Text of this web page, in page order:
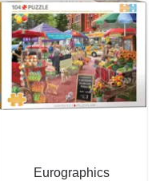
Eurographics